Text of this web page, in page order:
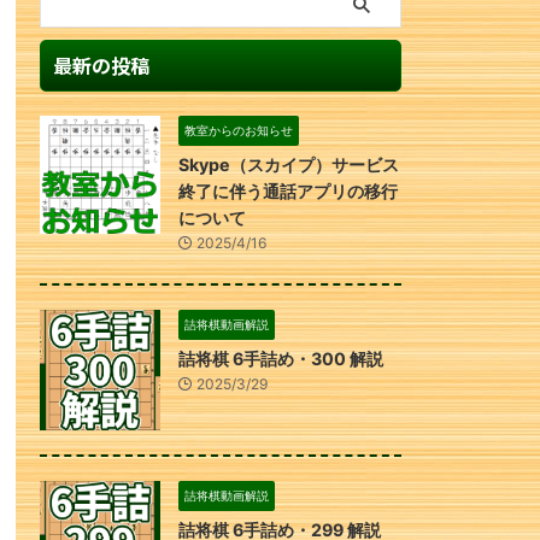
最新の投稿
教室からのお知らせ
Skype（スカイプ）サービス
終了に伴う通話アプリの移行
について
2025/4/16
詰将棋動画解説
詰将棋 6手詰め・300 解説
2025/3/29
詰将棋動画解説
詰将棋 6手詰め・299 解説